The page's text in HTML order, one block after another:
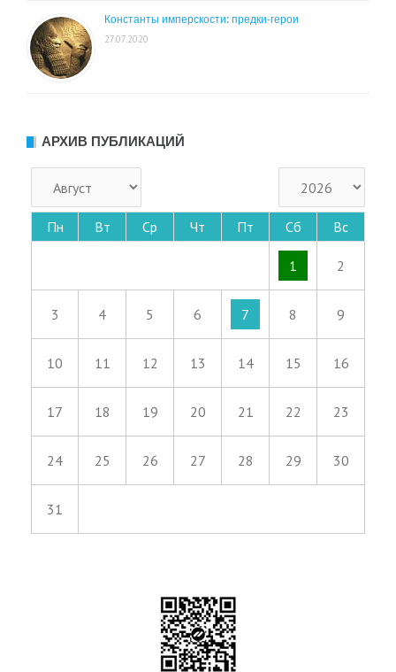
Константы имперскости: предки-герои
27.07.2020
АРХИВ ПУБЛИКАЦИЙ
Пн Вт Ср Чт Пт Сб Вс
1 2
3 4 5 6 7 8 9
10 11 12 13 14 15 16
17 18 19 20 21 22 23
24 25 26 27 28 29 30
31